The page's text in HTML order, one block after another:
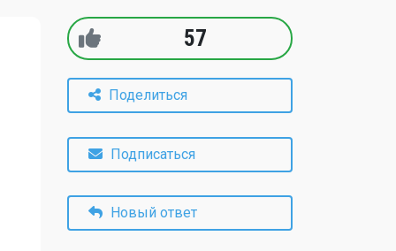
57
Поделиться
Подписаться
Новый ответ